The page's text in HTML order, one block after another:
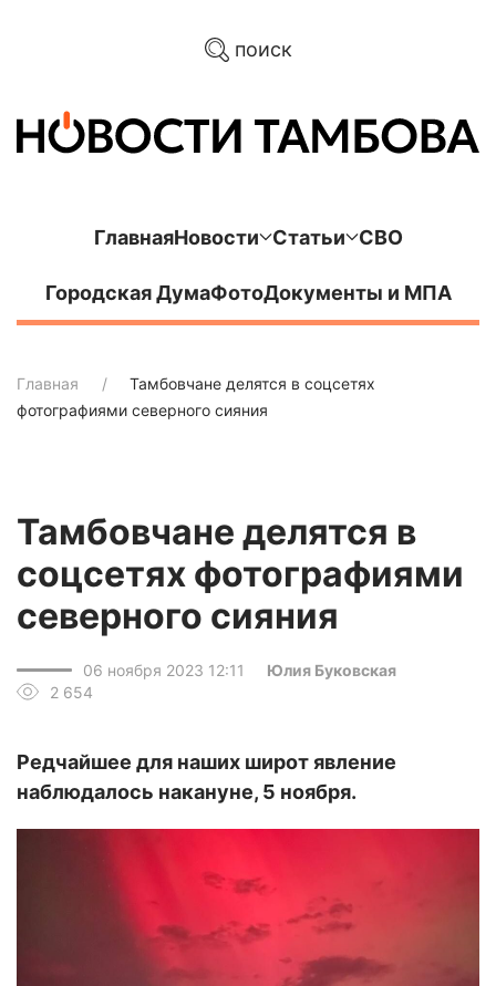
поиск
ГлавнаяНовости Статьи СВО
Городская ДумаФотоДокументы и МПА
Главная
Тамбовчане делятся в соцсетях
фотографиями северного сияния
Тамбовчане делятся в
соцсетях фотографиями
северного сияния
06 ноября 2023 12:11
Юлия Буковская
2 654
Редчайшее для наших широт явление
наблюдалось накануне, 5 ноября.